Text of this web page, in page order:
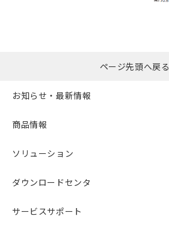
ページ先頭へ戻る
お知らせ・最新情報
商品情報
ソリューション
ダウンロードセンタ
サービスサポート